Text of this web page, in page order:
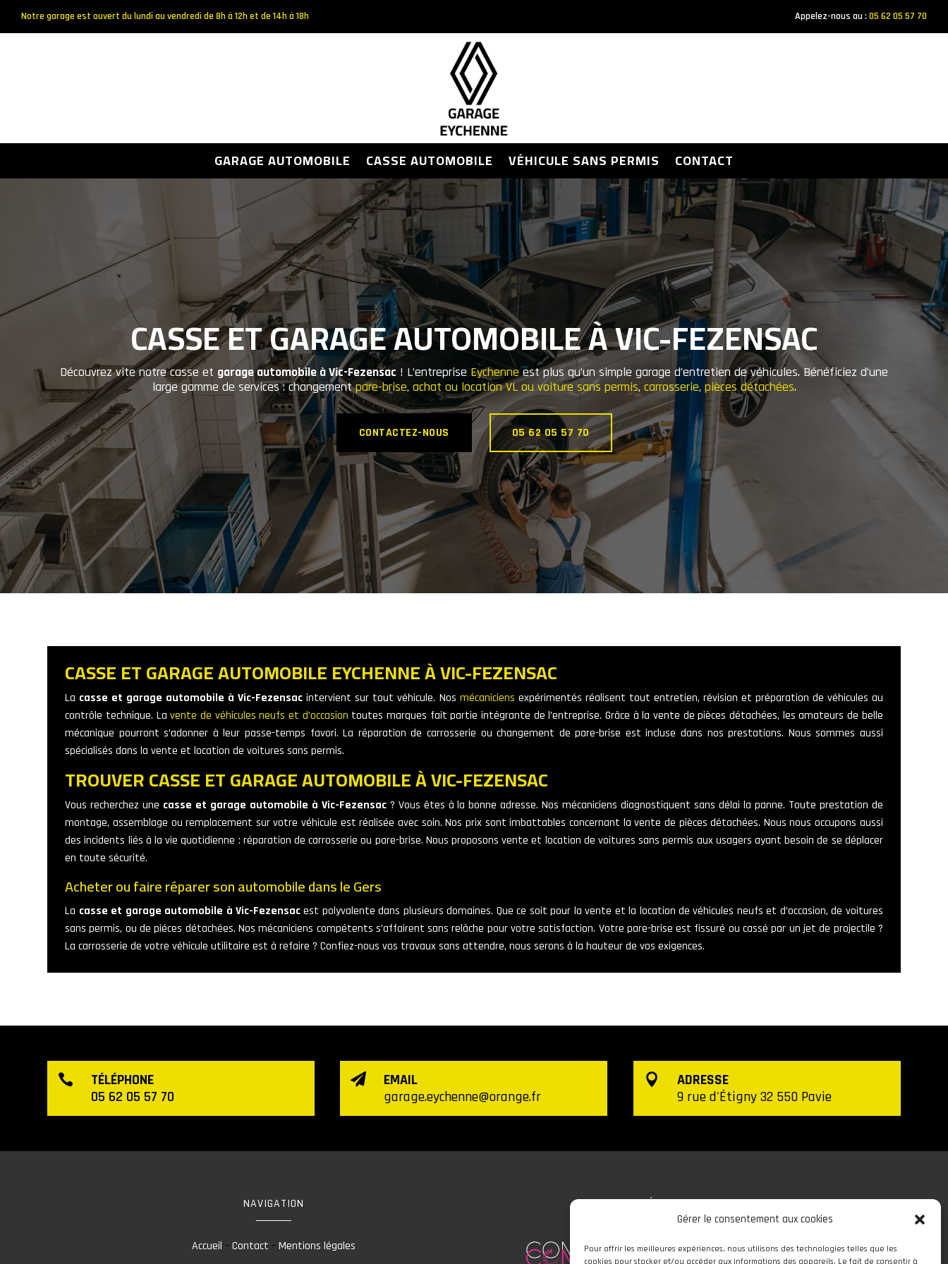
Gérer le consentement aux cookies
Pour offrir les meilleures expériences, nous utilisons des technologies telles que les
cookies pour stocker et/ou accéder aux informations des appareils. Le fait de consentir à
Notre garage est ouvert du lundi au vendredi de 8h à 12h et de 14h à 18h Appelez-nous au : 05 62 05 57 70
GARAGE AUTOMOBILE CASSE AUTOMOBILE VÉHICULE SANS PERMIS CONTACT
CASSE ET GARAGE AUTOMOBILE À VIC-FEZENSAC
Découvrez vite notre casse et garage automobile à Vic-Fezensac ! L’entreprise Eychenneest plus qu’un simple garage d’entretien de véhicules. Bénéficiez d’une
large gamme de services : changementpare-brise, achat ou location VL ou voiture sans permis, carrosserie, pièces détachées.
CONTACTEZ-NOUS 05 62 05 57 70
CASSE ET GARAGE AUTOMOBILE EYCHENNE À VIC-FEZENSAC
La casse et garage automobile à Vic-Fezensac intervient sur tout véhicule. Nos mécaniciens expérimentés réalisent tout entretien, révision et préparation de véhicules au
contrôle technique. Lavente de véhicules neufs et d’occasion toutes marques fait partie intégrante de l’entreprise. Grâce à la vente de pièces détachées, les amateurs de belle
mécanique pourront s’adonner à leur passe-temps favori. La réparation de carrosserie ou changement de pare-brise est incluse dans nos prestations. Nous sommes aussi
spécialisés dans la vente et location de voitures sans permis.
TROUVER CASSE ET GARAGE AUTOMOBILE À VIC-FEZENSAC
Vous recherchez une casse et garage automobile à Vic-Fezensac? Vous êtes à la bonne adresse. Nos mécaniciens diagnostiquent sans délai la panne. Toute prestation de
montage, assemblage ou remplacement sur votre véhicule est réalisée avec soin. Nos prix sont imbattables concernant la vente de pièces détachées. Nous nous occupons aussi
des incidents liés à la vie quotidienne : réparation de carrosserie ou pare-brise. Nous proposons vente et location de voitures sans permis aux usagers ayant besoin de se déplacer
en toute sécurité.
Acheter ou faire réparer son automobile dans le Gers
La casse et garage automobile à Vic-Fezensacest polyvalente dans plusieurs domaines. Que ce soit pour la vente et la location de véhicules neufs et d’occasion, de voitures
sans permis, ou de piéces détachées. Nos mécaniciens compétents s’affairent sans relâche pour votre satisfaction. Votre pare-brise est fissuré ou cassé par un jet de projectile ?
La carrosserie de votre véhicule utilitaire est à refaire ? Confiez-nous vos travaux sans attendre, nous serons à la hauteur de vos exigences.

TÉLÉPHONE
05 62 05 57 70

EMAIL
garage.eychenne@orange.fr

ADRESSE
9 rue d'Étigny 32 550 Pavie
NAVIGATION
Accueil –Contact –Mentions légales
RÉALISATION